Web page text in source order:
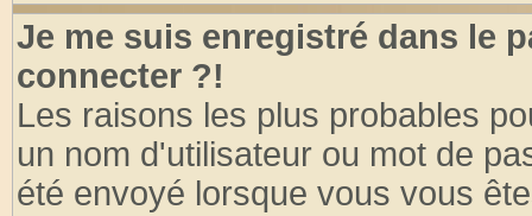
Je me suis enregistré dans le
connecter ?!
Les raisons les plus probables
un nom d'utilisateur ou mot de
été envoyé lorsque vous vous